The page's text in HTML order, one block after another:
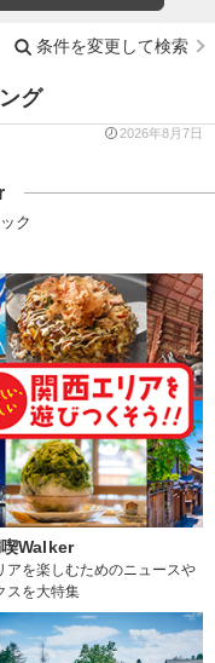
条件を変更して検索
グ
2026年8月7日
ク
Walker
アを楽しむためのニュースや
スを大特集